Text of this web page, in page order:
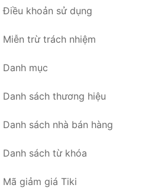
Điều khoản sử dụng
Miễn trừ trách nhiệm
Danh mục
Danh sách thương hiệu
Danh sách nhà bán hàng
Danh sách từ khóa
Mã giảm giá Tiki